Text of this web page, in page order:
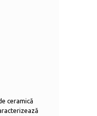
ceramică